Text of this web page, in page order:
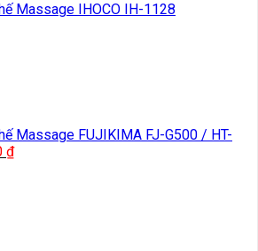
Massage IHOCO IH-1128
Massage FUJIKIMA FJ-G500 / HT-
₫